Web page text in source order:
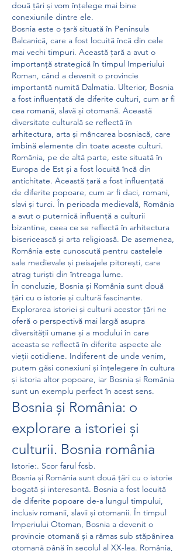
două țări și vom înțelege mai bine
conexiunile dintre ele.
Bosnia este o țară situată în Peninsula
Balcanică, care a fost locuită încă din cele
mai vechi timpuri. Această țară a avut o
importanță strategică în timpul Imperiului
Roman, când a devenit o provincie
importantă numită Dalmatia. Ulterior, Bosnia
a fost influențată de diferite culturi, cum ar fi
cea romană, slavă și otomană. Această
diversitate culturală se reflectă în
arhitectura, arta și mâncarea bosniacă, care
îmbină elemente din toate aceste culturi.
România, pe de altă parte, este situată în
Europa de Est și a fost locuită încă din
antichitate. Această țară a fost influențată
de diferite popoare, cum ar fi daci, romani,
slavi și turci. În perioada medievală, România
a avut o puternică influență a culturii
bizantine, ceea ce se reflectă în arhitectura
bisericească și arta religioasă. De asemenea,
România este cunoscută pentru castelele
sale medievale și peisajele pitorești, care
atrag turiști din întreaga lume.
În concluzie, Bosnia și România sunt două
țări cu o istorie și cultură fascinante.
Explorarea istoriei și culturii acestor țări ne
oferă o perspectivă mai largă asupra
diversității umane și a modului în care
aceasta se reflectă în diferite aspecte ale
vieții cotidiene. Indiferent de unde venim,
putem găsi conexiuni și înțelegere în cultura
și istoria altor popoare, iar Bosnia și România
sunt un exemplu perfect în acest sens.
Bosnia și România: o
explorare a istoriei și
culturii. Bosnia românia
Istorie:. Scor farul fcsb.
Bosnia și România sunt două țări cu o istorie
bogată și interesantă. Bosnia a fost locuită
de diferite popoare de-a lungul timpului,
inclusiv romanii, slavii și otomanii. În timpul
Imperiului Otoman, Bosnia a devenit o
provincie otomană și a rămas sub stăpânirea
otomană până în secolul al XX-lea. România,